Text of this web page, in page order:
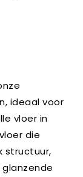
ideaal voor
vloer in
die
structuur,